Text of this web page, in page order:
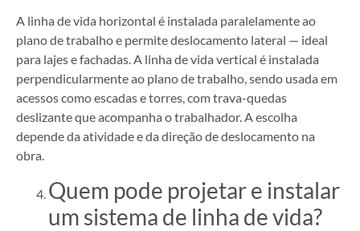
A linha de vida horizontal é instalada paralelamente ao
plano de trabalho e permite deslocamento lateral — ideal
para lajes e fachadas. A linha de vida vertical é instalada
perpendicularmente ao plano de trabalho, sendo usada em
acessos como escadas e torres, com trava-quedas
deslizante que acompanha o trabalhador. A escolha
depende da atividade e da direção de deslocamento na
obra.
Quem pode projetar e instalar
um sistema de linha de vida?